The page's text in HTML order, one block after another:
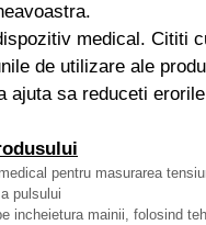
medical. Cititi
de utilizare ale
ajuta sa reduceti
pentru masurarea
pulsului
incheietura mainii, folosind